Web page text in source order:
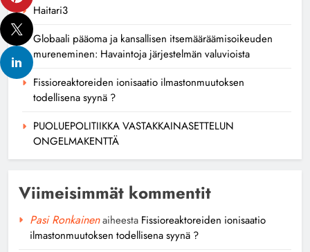
Haitari3
Globaali pääoma ja kansallisen itsemääräämisoikeuden
mureneminen: Havaintoja järjestelmän valuvioista
Fissioreaktoreiden ionisaatio ilmastonmuutoksen
todellisena syynä ?
PUOLUEPOLITIIKKA VASTAKKAINASETTELUN
ONGELMAKENTTÄ
Viimeisimmät kommentit
Pasi Ronkainenaiheesta Fissioreaktoreiden ionisaatio
ilmastonmuutoksen todellisena syynä ?